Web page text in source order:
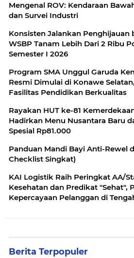
Mengenal ROV: Kendaraan
dan Survei Industri
Konsisten Jalankan Penghijauan
WSBP Tanam Lebih Dari 2 Ribu
Semester I 2026
Program SMA Unggul Garuda
Resmi Dimulai di Konawe
Fasilitas Pendidikan Berkualitas
Rayakan HUT ke-81
Hadirkan Menu Nusantara Baru
Spesial Rp81.000
Panduan Mandi Bayi Anti-Rewel
Checklist Singkat)
KAI Logistik Raih Peringkat AA/
Kesehatan dan Predikat "Sehat",
Kepercayaan Pelanggan di
Berita Terpopuler